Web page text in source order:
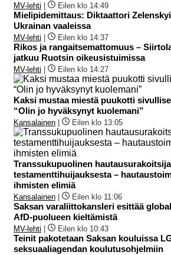
MV-lehti Eilen klo 14:49
Mielipidemittaus: Diktaattori
Ukrainan vaaleissa
MV-lehti Eilen klo 14:37
Rikos ja rangaitsemattomuus –
jatkuu Ruotsin oikeusistuimissa
MV-lehti Eilen klo 14:27
Kaksi mustaa miestä puukotti
“Olin jo hyväksynyt kuolemani”
Kansalainen Eilen klo 13:05
Transsukupuolinen
testamenttihuijauksesta –
ihmisten elimiä
Kansalainen Eilen klo 11:06
Saksan varaliittokansleri esittää
AfD-puolueen kieltämistä
MV-lehti Eilen klo 10:43
Teinit pakotetaan Saksan kouluissa
seksuaaliagendan koulutusohjelmiin